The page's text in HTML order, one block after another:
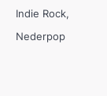
Indie Rock
Nederpop